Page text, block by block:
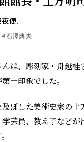
便』
#石澤典夫
んは、彫刻家・舟越
一印象でした。
ぼした美術史家の土
芸員、教え子など